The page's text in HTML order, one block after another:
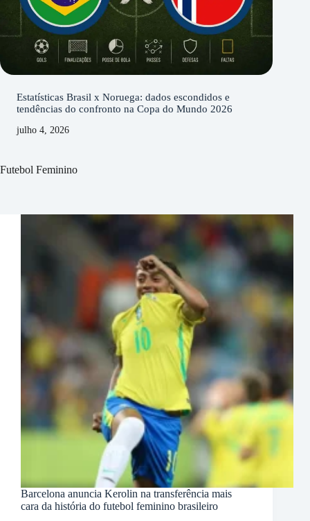
Estatísticas Brasil x Noruega: dados escondidos e
tendências do confronto na Copa do Mundo 2026
julho 4, 2026
Futebol Feminino
Barcelona anuncia Kerolin na transferência mais
cara da história do futebol feminino brasileiro